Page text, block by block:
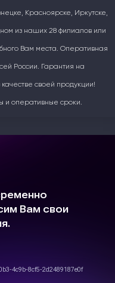
Красноярске, Иркутске,
из наших 28 филиалов или
Вам места. Оперативная
России. Гарантия на
своей продукции!
и оперативные сроки.